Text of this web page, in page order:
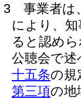
3
事業者は
により、
ると認め
公聴会で
十五条の規
第三項の地